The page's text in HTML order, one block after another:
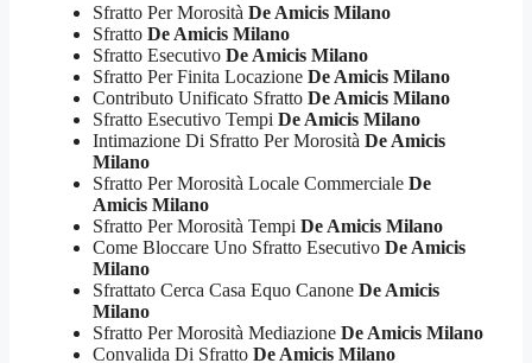
Sfratto Per Morosità De Amicis Milano
Sfratto De Amicis Milano
Sfratto Esecutivo De Amicis Milano
Sfratto Per Finita Locazione De Amicis Milano
Contributo Unificato Sfratto De Amicis Milano
Sfratto Esecutivo Tempi De Amicis Milano
Intimazione Di Sfratto Per Morosità De Amicis
Milano
Sfratto Per Morosità Locale Commerciale De
Amicis Milano
Sfratto Per Morosità Tempi De Amicis Milano
Come Bloccare Uno Sfratto Esecutivo De Amicis
Milano
Sfrattato Cerca Casa Equo Canone De Amicis
Milano
Sfratto Per Morosità Mediazione De Amicis Milano
Convalida Di Sfratto De Amicis Milano